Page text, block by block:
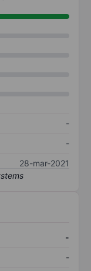
-
-
28-mar-2021
-
-